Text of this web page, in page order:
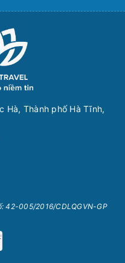
Hà, Thành phố Hà Tĩnh,
42-005/2016/CDLQGVN-GP